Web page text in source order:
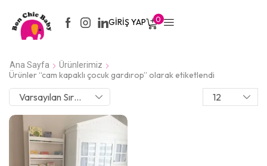
GIRIŞ YAP 0
Ana Sayfa Ürünlerimiz
Ürünler “cam kapaklı çocuk gardırop” olarak etiketlendi